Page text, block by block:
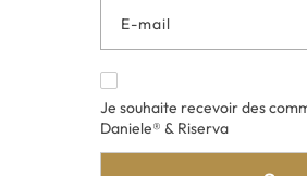
Je souhaite recevoir des
Daniele® & Riserva